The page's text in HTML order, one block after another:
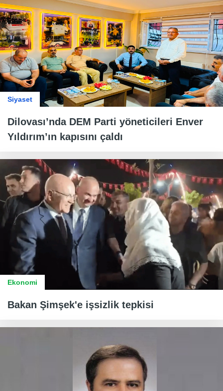
Siyaset
Dilovası’nda DEM Parti yöneticileri Enver
Yıldırım’ın kapısını çaldı
Ekonomi
Bakan Şimşek'e işsizlik tepkisi